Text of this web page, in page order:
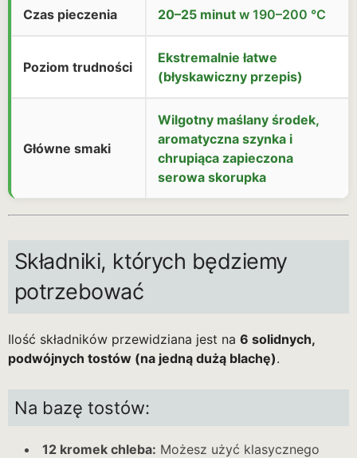
Czas pieczenia 20–25 minut w 190–200 °C
Poziom trudności
Ekstremalnie łatwe
(błyskawiczny przepis)
Główne smaki
Wilgotny maślany środek,
aromatyczna szynka i
chrupiąca zapieczona
serowa skorupka
Składniki, których będziemy
potrzebować
Ilość składników przewidziana jest na 6 solidnych,
podwójnych tostów (na jedną dużą blachę).
Na bazę tostów:
12 kromek chleba: Możesz użyć klasycznego